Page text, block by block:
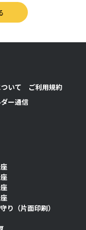
いて
ご利用規約
ー通信
り（片面印刷）